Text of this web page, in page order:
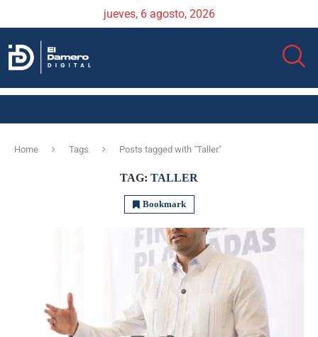
jueves, 6 agosto, 2026
Home Tags Posts tagged with "Taller"
TAG: TALLER
Bookmark